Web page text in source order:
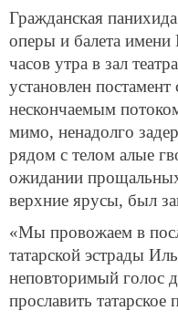
Гражданская
оперы и балета
часов утра в зал
установлен
нескончаемым
мимо, ненадолго
рядом с телом алые
ожидании
верхние ярусы, был
«Мы провожаем в
татарской эстрады
неповторимый голос
прославить татарское